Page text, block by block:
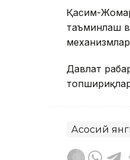
Қасим-
таъминлаш
Давлат
Асосий